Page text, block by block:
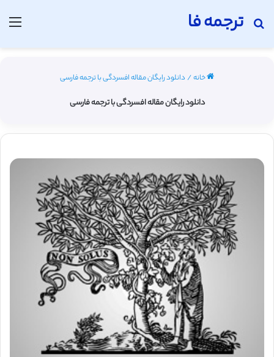
ترجمه فا
جستجو برای
خانه/ دانلود رایگان مقاله افسردگی با ترجمه فارسی
دانلود رایگان مقاله افسردگی با ترجمه فارسی